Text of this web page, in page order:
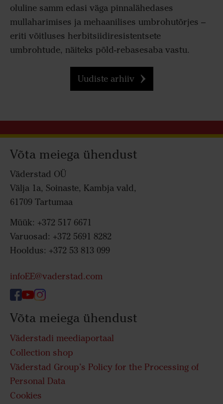
oluline samm edasi väga pinnalähedases
mullaharimises ja mehaanilises umbrohutõrjes –
eriti võitluses herbitsiidiresistentsete
umbrohtude, näiteks põld-rebasesaba vastu.
Uudiste arhiiv
Võta meiega ühendust
Väderstad OÜ
Välja 1a, Soinaste, Kambja vald,
61709 Tartumaa
Müük: +372 517 6671
Varuosad: +372 5691 8282
Hooldus: +372 53 813 099
infoEE@vaderstad.com
Võta meiega ühendust
Väderstadi meediaportaal
Collection shop
Väderstad Group’s Policy for the Processing of
Personal Data
Cookies